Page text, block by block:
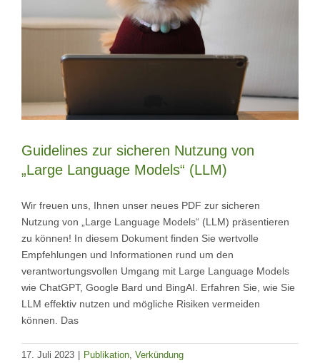
Guidelines zur sicheren Nutzung von
„Large Language Models“ (LLM)
Wir freuen uns, Ihnen unser neues PDF zur sicheren
Nutzung von „Large Language Models“ (LLM) präsentieren
zu können! In diesem Dokument finden Sie wertvolle
Empfehlungen und Informationen rund um den
verantwortungsvollen Umgang mit Large Language Models
wie ChatGPT, Google Bard und BingAI. Erfahren Sie, wie Sie
LLM effektiv nutzen und mögliche Risiken vermeiden
können. Das
17. Juli 2023 Publikation Verkündung